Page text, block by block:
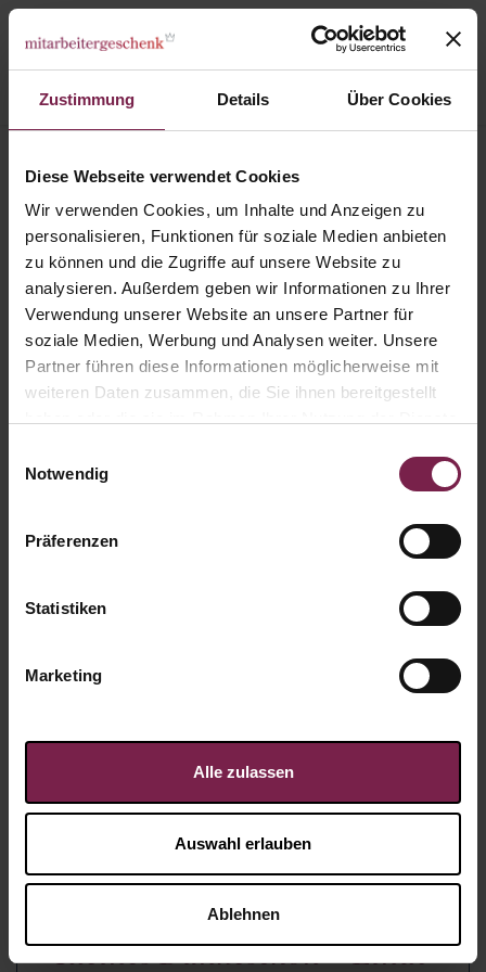
Zustimmung Details Über Cookies
Diese Webseite verwendet Cookies
Wir verwenden Cookies, um Inhalte und Anzeigen zu
personalisieren, Funktionen für soziale Medien anbieten
zu können und die Zugriffe auf unsere Website zu
analysieren. Außerdem geben wir Informationen zu Ihrer
Verwendung unserer Website an unsere Partner für
soziale Medien, Werbung und Analysen weiter. Unsere
Partner führen diese Informationen möglicherweise mit
weiteren Daten zusammen, die Sie ihnen bereitgestellt
Notwendig
Präferenzen
Statistiken
Marketing
Alle zulassen
Auswahl erlauben
Ablehnen
Kleines Dankeschön - Lindt